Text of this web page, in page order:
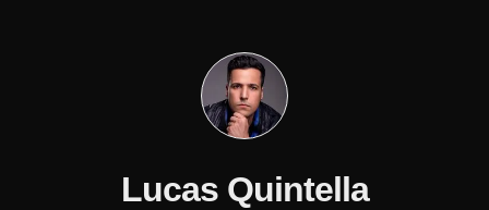
Lucas Quintella